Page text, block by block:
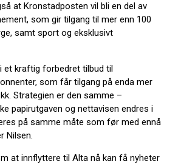
at Kronstadposten vil bli en del av
som gir tilgang til mer enn 100
samt sport og eksklusivt
et kraftig forbedret tilbud til
som får tilgang på enda mer
Strategien er den samme –
papirutgaven og nettavisen endres i
på samme måte som før med ennå
Nilsen.
at innflyttere til Alta nå kan få nyheter